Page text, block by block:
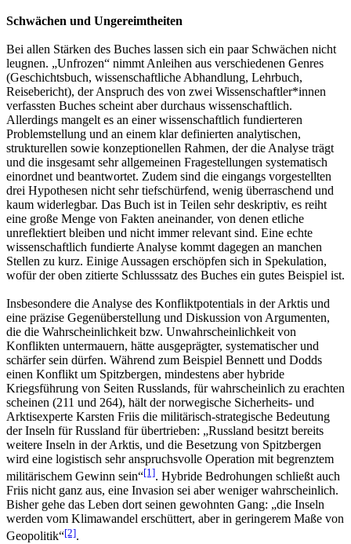
Schwächen und Ungereimtheiten
Bei allen Stärken des Buches lassen sich ein paar Schwächen nicht
leugnen. „Unfrozen“ nimmt Anleihen aus verschiedenen Genres
(Geschichtsbuch, wissenschaftliche Abhandlung, Lehrbuch,
Reisebericht), der Anspruch des von zwei Wissenschaftler*innen
verfassten Buches scheint aber durchaus wissenschaftlich.
Allerdings mangelt es an einer wissenschaftlich fundierteren
Problemstellung und an einem klar definierten analytischen,
strukturellen sowie konzeptionellen Rahmen, der die Analyse trägt
und die insgesamt sehr allgemeinen Fragestellungen systematisch
einordnet und beantwortet. Zudem sind die eingangs vorgestellten
drei Hypothesen nicht sehr tiefschürfend, wenig überraschend und
kaum widerlegbar. Das Buch ist in Teilen sehr deskriptiv, es reiht
eine große Menge von Fakten aneinander, von denen etliche
unreflektiert bleiben und nicht immer relevant sind. Eine echte
wissenschaftlich fundierte Analyse kommt dagegen an manchen
Stellen zu kurz. Einige Aussagen erschöpfen sich in Spekulation,
wofür der oben zitierte Schlusssatz des Buches ein gutes Beispiel ist.
Insbesondere die Analyse des Konfliktpotentials in der Arktis und
eine präzise Gegenüberstellung und Diskussion von Argumenten,
die die Wahrscheinlichkeit bzw. Unwahrscheinlichkeit von
Konflikten untermauern, hätte ausgeprägter, systematischer und
schärfer sein dürfen. Während zum Beispiel Bennett und Dodds
einen Konflikt um Spitzbergen, mindestens aber hybride
Kriegsführung von Seiten Russlands, für wahrscheinlich zu erachten
scheinen (211 und 264), hält der norwegische Sicherheits- und
Arktisexperte Karsten Friis die militärisch-strategische Bedeutung
der Inseln für Russland für übertrieben: „Russland besitzt bereits
weitere Inseln in der Arktis, und die Besetzung von Spitzbergen
wird eine logistisch sehr anspruchsvolle Operation mit begrenztem
militärischem Gewinn sein“[1]. Hybride Bedrohungen schließt auch
Friis nicht ganz aus, eine Invasion sei aber weniger wahrscheinlich.
Bisher gehe das Leben dort seinen gewohnten Gang: „die Inseln
werden vom Klimawandel erschüttert, aber in geringerem Maße von
Geopolitik“[2].